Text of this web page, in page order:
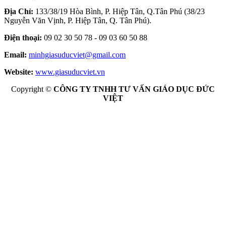
Địa Chỉ: 133/38/19 Hòa Bình, P. Hiệp Tân, Q.Tân Phú (38/23
Nguyễn Văn Vịnh, P. Hiệp Tân, Q. Tân Phú).
Điện thoại: 09 02 30 50 78 - 09 03 60 50 88
Email: minhgiasuducviet@gmail.com
Website: www.giasuducviet.vn
Copyright © CÔNG TY TNHH TƯ VẤN GIÁO DỤC ĐỨC
VIỆT